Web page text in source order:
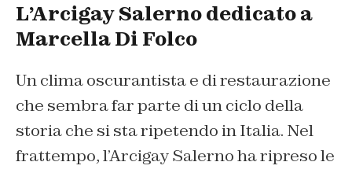
L’Arcigay Salerno dedicato a
Marcella Di Folco
Un clima oscurantista e di restaurazione
che sembra far parte di un ciclo della
storia che si sta ripetendo in Italia. Nel
frattempo, l’Arcigay Salerno ha ripreso le